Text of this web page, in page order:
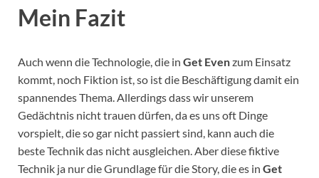
Mein Fazit
Auch wenn die Technologie, die in Get Evenzum Einsatz
kommt, noch Fiktion ist, so ist die Beschäftigung damit ein
spannendes Thema. Allerdings dass wir unserem
Gedächtnis nicht trauen dürfen, da es uns oft Dinge
vorspielt, die so gar nicht passiert sind, kann auch die
beste Technik das nicht ausgleichen. Aber diese fiktive
Technik ja nur die Grundlage für die Story, die es in Get